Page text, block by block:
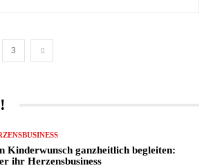
3
Kinderwunsch ganzheitlich begleiten:
ihr Herzensbusiness